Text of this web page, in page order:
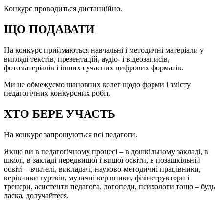
Конкурс проводиться дистанційно.
ЩО ПОДАВАТИ
На конкурс приймаються навчальні і методичні матеріали у
вигляді текстів, презентацій, аудіо- і відеозаписів,
фотоматеріалів і інших сучасних цифрових форматів.
Ми не обмежуємо шановних колег щодо форми і змісту
педагогічних конкурсних робіт.
ХТО БЕРЕ УЧАСТЬ
На конкурс запрошуються всі педагоги.
Якщо ви в педагогічному процесі – в дошкільному закладі, в
школі, в закладі передвищої і вищої освіти, в позашкільній
освіті – вчителі, викладачі, науково-методичні працівники,
керівники гуртків, музичні керівники, фізінструктори і
тренери, асистенти педагога, логопеди, психологи тощо – будь
ласка, долучайтеся.